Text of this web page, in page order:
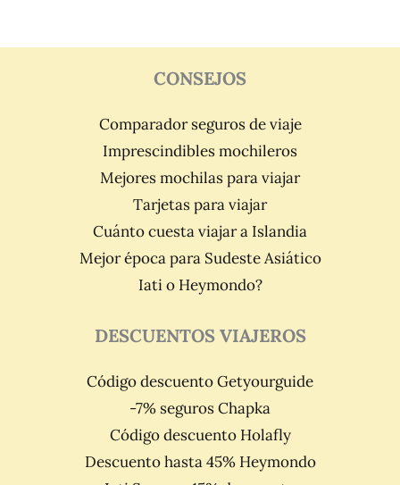
CONSEJOS
Comparador seguros de viaje
Imprescindibles mochileros
Mejores mochilas para viajar
Tarjetas para viajar
Cuánto cuesta viajar a Islandia
Mejor época para Sudeste Asiático
Iati o Heymondo?
DESCUENTOS VIAJEROS
Código descuento Getyourguide
-7% seguros Chapka
Código descuento Holafly
Descuento hasta 45% Heymondo